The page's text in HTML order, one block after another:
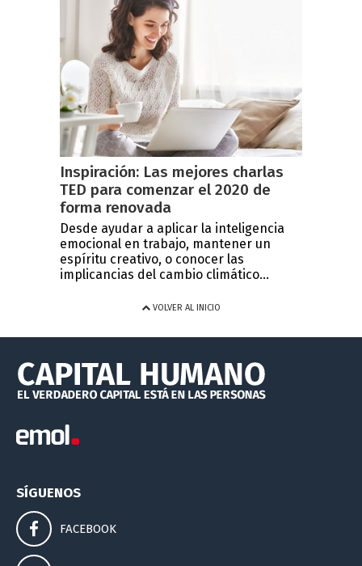
Inspiración: Las mejores charlas
TED para comenzar el 2020 de
forma renovada
Desde ayudar a aplicar la inteligencia
emocional en trabajo, mantener un
espíritu creativo, o conocer las
implicancias del cambio climático...
VOLVER AL INICIO
SÍGUENOS
FACEBOOK